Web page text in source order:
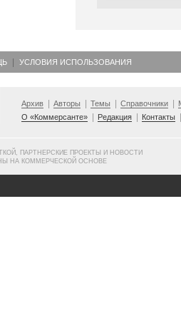
УСЛОВИЯ ИСПОЛЬЗОВАНИЯ
Архив Авторы Темы Справочники
О «Коммерсанте»
Редакция Контакты
ПАРТНЕРСКИЕ ПРОЕКТЫ И НОВОСТИ
НА КОММЕРЧЕСКОЙ ОСНОВЕ